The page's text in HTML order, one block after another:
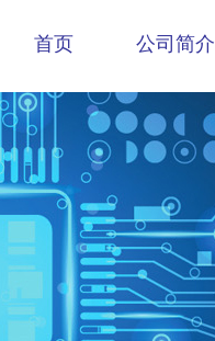
首页 公司简介